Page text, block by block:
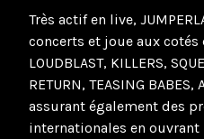
Très actif en live,
concerts et joue aux
LOUDBLAST, KILLERS,
RETURN, TEASING BABES,
assurant également des
internationales en ouvrant